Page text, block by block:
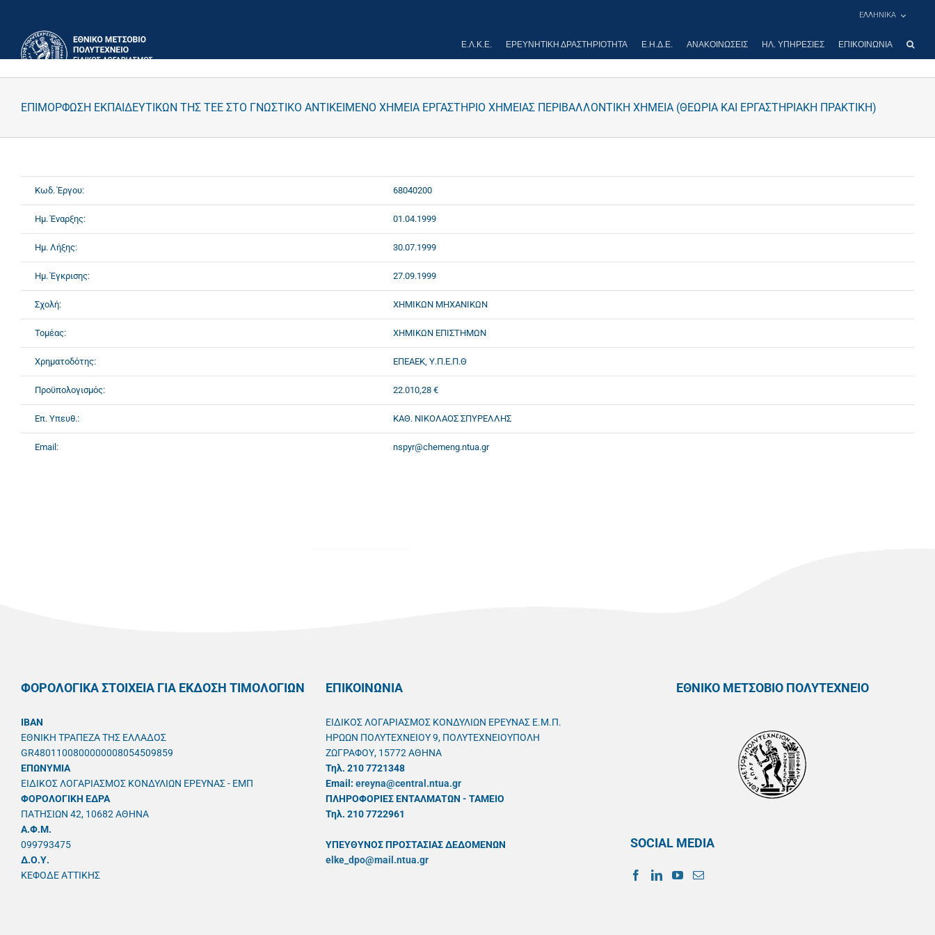
περιεχόμενο
ΕΛΛΗΝΙΚΑ
Ε.Λ.Κ.Ε. ΕΡΕΥΝΗΤΙΚΉ ΔΡΑΣΤΗΡΙΌΤΗΤΑ Ε.Η.Δ.Ε. ΑΝΑΚΟΙΝΏΣΕΙΣ ΗΛ. ΥΠΗΡΕΣΊΕΣ ΕΠΙΚΟΙΝΩΝΊΑ
ΕΠΙΜΟΡΦΩΣΗ ΕΚΠΑΙΔΕΥΤΙΚΩΝ ΤΗΣ ΤΕΕ ΣΤΟ ΓΝΩΣΤΙΚΟ ΑΝΤΙΚΕΙΜΕΝΟ ΧΗΜΕΙΑ ΕΡΓΑΣΤΗΡΙΟ ΧΗΜΕΙΑΣ ΠΕΡΙΒΑΛΛΟΝΤΙΚΗ ΧΗΜΕΙΑ (ΘΕΩΡΙΑ ΚΑΙ ΕΡΓΑΣΤΗΡΙΑΚΗ ΠΡΑΚΤΙΚΗ)
Κωδ. Έργου: 68040200
Ημ. Έναρξης: 01.04.1999
Ημ. Λήξης: 30.07.1999
Ημ. Έγκρισης: 27.09.1999
Σχολή: ΧΗΜΙΚΩΝ ΜΗΧΑΝΙΚΩΝ
Τομέας: ΧΗΜΙΚΩΝ ΕΠΙΣΤΗΜΩΝ
Χρηματοδότης: ΕΠΕΑΕΚ, Υ.Π.Ε.Π.Θ
Προϋπολογισμός: 22.010,28 €
Επ. Υπευθ.: ΚΑΘ. ΝΙΚΟΛΑΟΣ ΣΠΥΡΕΛΛΗΣ
Email: nspyr@chemeng.ntua.gr
ΦΟΡΟΛΟΓΙΚΑ ΣΤΟΙΧΕΙΑ ΓΙΑ ΕΚΔΟΣΗ ΤΙΜΟΛΟΓΙΩΝ
IBAN
ΕΘΝΙΚΗ ΤΡΑΠΕΖΑ ΤΗΣ ΕΛΛΑΔΟΣ
GR4801100800000008054509859
ΕΠΩΝΥΜΙΑ
ΕΙΔΙΚΟΣ ΛΟΓΑΡΙΑΣΜΟΣ ΚΟΝΔΥΛΙΩΝ ΕΡΕΥΝΑΣ - ΕΜΠ
ΦΟΡΟΛΟΓΙΚΗ ΕΔΡΑ
ΠΑΤΗΣΙΩΝ 42, 10682 ΑΘΗΝΑ
A.Φ.Μ.
099793475
Δ.Ο.Υ.
ΚΕΦΟΔΕ ΑΤΤΙΚΗΣ
ΕΠΙΚΟΙΝΩΝΙΑ
ΕΙΔΙΚΟΣ ΛΟΓΑΡΙΑΣΜΟΣ ΚΟΝΔΥΛΙΩΝ ΕΡΕΥΝΑΣ Ε.Μ.Π.
ΗΡΩΩΝ ΠΟΛΥΤΕΧΝΕΙΟΥ 9, ΠΟΛΥΤΕΧΝΕΙΟΥΠΟΛΗ
ΖΩΓΡΑΦΟΥ, 15772 ΑΘΗΝΑ
Τηλ. 210 7721348
Email: ereyna@central.ntua.gr
ΠΛΗΡΟΦΟΡΙΕΣ ΕΝΤΑΛΜΑΤΩΝ - ΤΑΜΕΙΟ
Τηλ. 210 7722961
ΥΠΕΥΘYΝΟΣ ΠΡΟΣΤΑΣΙΑΣ ΔΕΔΟΜΕΝΩΝ
elke_dpo@mail.ntua.gr
ΕΘΝΙΚΟ ΜΕΤΣΟΒΙΟ ΠΟΛΥΤΕΧΝΕΙΟ
SOCIAL MEDIA